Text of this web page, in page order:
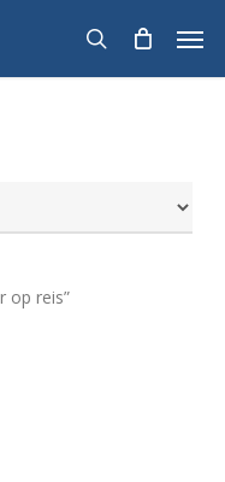
search
op reis”